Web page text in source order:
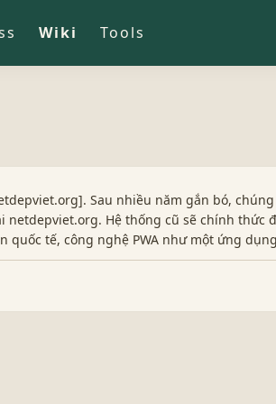
Wiki Tools
Sau nhiều năm gắn bó,
Hệ thống cũ sẽ chính thức
quốc tế, công nghệ PWA như một ứng